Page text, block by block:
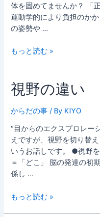
体を固めてませんか？ 「
運動学的により負担のか
の姿勢や …
正
もっと読む »
視野の違い
からだの事 / By KIYO
“目からのエクスプロレー
えですが、視野を切り替
いうお話しです。 ●視野
＝「どこ」 脳の発達の初
係し …
視
もっと読む »